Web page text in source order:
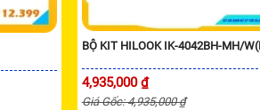
BỘ KIT HILOOK IK-4042BH-MH/
4,935,000 ₫
Giá Gốc: 4,935,000 ₫